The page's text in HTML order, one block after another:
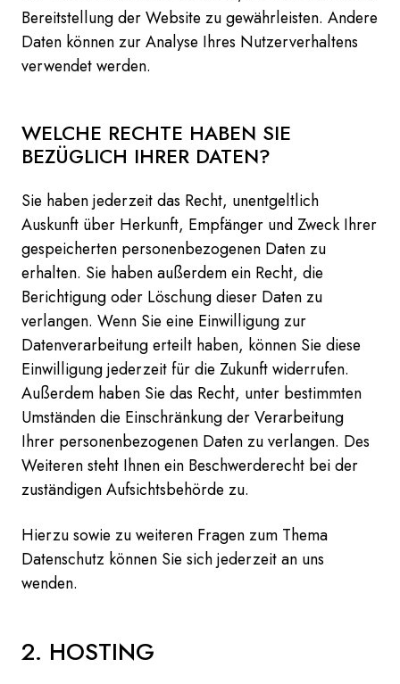
Bereitstellung der Website zu gewährleisten. Andere
Daten können zur Analyse Ihres Nutzerverhaltens
verwendet werden.
WELCHE RECHTE HABEN SIE
BEZÜGLICH IHRER DATEN?
Sie haben jederzeit das Recht, unentgeltlich
Auskunft über Herkunft, Empfänger und Zweck Ihrer
gespeicherten personenbezogenen Daten zu
erhalten. Sie haben außerdem ein Recht, die
Berichtigung oder Löschung dieser Daten zu
verlangen. Wenn Sie eine Einwilligung zur
Datenverarbeitung erteilt haben, können Sie diese
Einwilligung jederzeit für die Zukunft widerrufen.
Außerdem haben Sie das Recht, unter bestimmten
Umständen die Einschränkung der Verarbeitung
Ihrer personenbezogenen Daten zu verlangen. Des
Weiteren steht Ihnen ein Beschwerderecht bei der
zuständigen Aufsichtsbehörde zu.
Hierzu sowie zu weiteren Fragen zum Thema
Datenschutz können Sie sich jederzeit an uns
wenden.
2. HOSTING